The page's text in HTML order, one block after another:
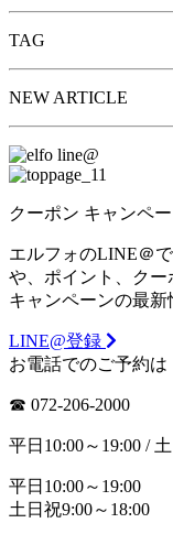
TAG
NEW ARTICLE
クーポン キャンペ
エルフォのLINE＠
や、ポイント、クー
キャンペーンの最新
LINE@登録
お電話でのご予約は
☎︎ 072-206-2000
平日10:00～19:00 /
平日10:00～19:00
土日祝9:00～18:00